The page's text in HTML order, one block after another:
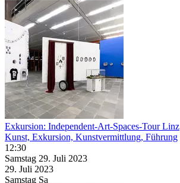
Exkursion: Independent-Art-Spaces-Tour Linz
Kunst, Exkursion, Kunstvermittlung, Führung
12:30
Samstag 29. Juli 2023
29. Juli 2023
Samstag Sa